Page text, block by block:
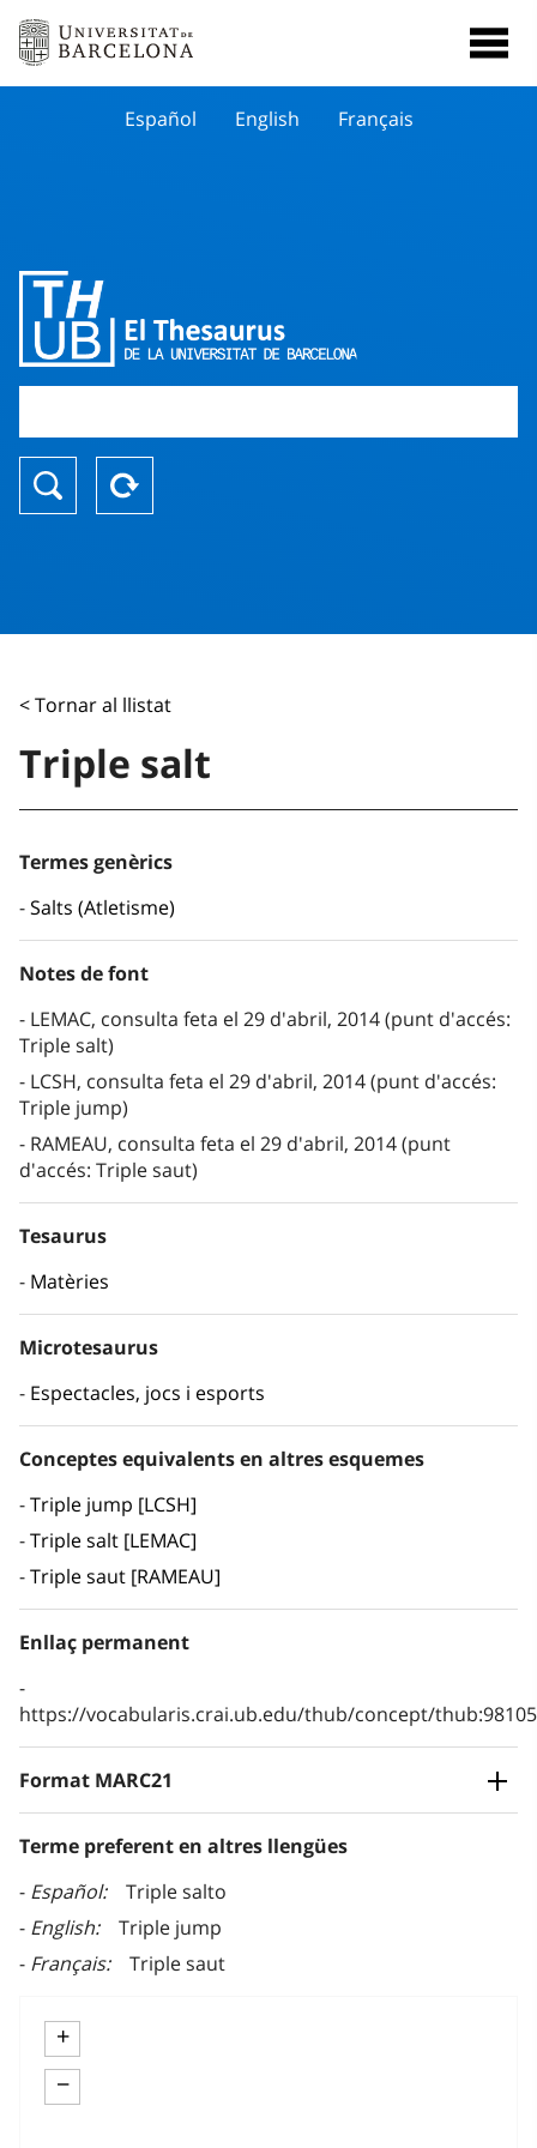
Español English Français
< Tornar al llistat
Triple salt
Termes genèrics
Salts (Atletisme)
Notes de font
LEMAC, consulta feta el 29 d'abril, 2014 (punt d'accés:
Triple salt)
LCSH, consulta feta el 29 d'abril, 2014 (punt d'accés:
Triple jump)
RAMEAU, consulta feta el 29 d'abril, 2014 (punt
d'accés: Triple saut)
Tesaurus
Matèries
Microtesaurus
Espectacles, jocs i esports
Conceptes equivalents en altres esquemes
Triple jump [LCSH]
Triple salt [LEMAC]
Triple saut [RAMEAU]
Enllaç permanent
https://vocabularis.crai.ub.edu/thub/concept/
Format MARC21
Terme preferent en altres llengües
Español
Triple salto
English
Triple jump
Français
Triple saut
+
−